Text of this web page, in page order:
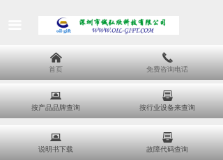
뀵
按产品品牌查询
뀣
按行业设备来查询
낀
首页
끅
免费咨询电话
뀵
说明书下载
뀣
故障代码查询